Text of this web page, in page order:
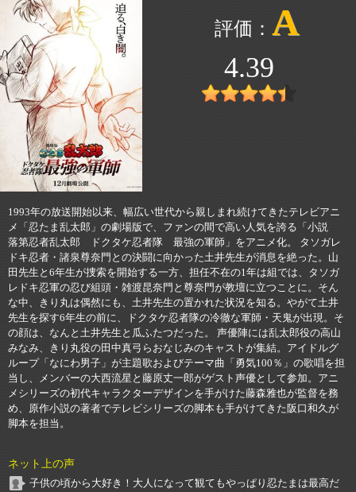
A
4.39
1993年の放送開始以来、幅広い世代から親しまれ続けてきたテレビアニ
メ「忍たま乱太郎」の劇場版で、ファンの間で高い人気を誇る「小説
落第忍者乱太郎 ドクタケ忍者隊 最強の軍師」をアニメ化。 タソガレ
ドキ忍者・諸泉尊奈門との決闘に向かった土井先生が消息を絶った。山
田先生と6年生が捜索を開始する一方、担任不在の1年は組では、タソガ
レドキ忍軍の忍び組頭・雑渡昆奈門と尊奈門が教壇に立つことに。そん
な中、きり丸は偶然にも、土井先生の置かれた状況を知る。やがて土井
先生を探す6年生の前に、ドクタケ忍者隊の冷徹な軍師・天鬼が出現。そ
の顔は、なんと土井先生と瓜ふたつだった。 声優陣には乱太郎役の高山
みなみ、きり丸役の田中真弓らおなじみのキャストが集結。アイドルグ
ループ「なにわ男子」が主題歌およびテーマ曲「勇気100％」の歌唱を担
当し、メンバーの大西流星と藤原丈一郎がゲスト声優として参加。アニ
メシリーズの初代キャラクターデザインを手がけた藤森雅也が監督を務
め、原作小説の著者でテレビシリーズの脚本も手がけてきた阪口和久が
脚本を担当。
ネット上の声
子供の頃から大好き！大人になって観てもやっぱり忍たまは最高だ